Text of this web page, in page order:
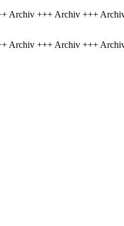
Archiv +++ Archiv +++
Archiv +++ Archiv +++